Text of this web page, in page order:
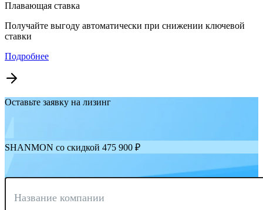
Плавающая ставка
Получайте выгоду автоматически при снижении ключевой
ставки
Подробнее
Оставьте заявку на лизинг
SHANMON со скидкой 475 900 ₽
Название компании